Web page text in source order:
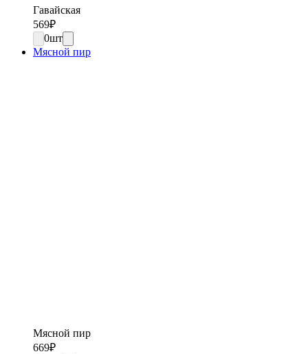
Гавайская
569₽
0шт
Мясной пир
Мясной пир
669₽